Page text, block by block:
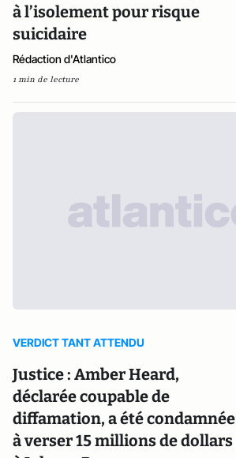
à l’isolement pour risque
suicidaire
Rédaction d'Atlantico
1 min de lecture
VERDICT TANT ATTENDU
Justice : Amber Heard,
déclarée coupable de
diffamation, a été condamnée
à verser 15 millions de dollars